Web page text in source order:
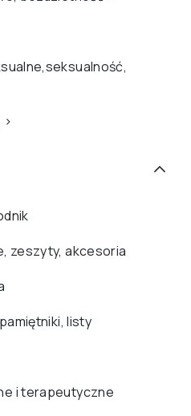
›
zeszyty, akcesoria
listy
i terapeutyczne